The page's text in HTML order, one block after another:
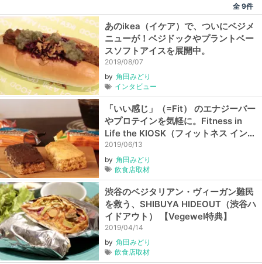
全 9件
あのikea（イケア）で、ついにベジメ
ニューが！ベジドックやプラントベー
スソフトアイスを展開中。
2019/08/07
by 角田みどり
インタビュー
「いい感じ」（=Fit） のエナジーバー
やプロテインを気軽に。Fitness in
Life the KIOSK（フィットネス イン
ライフ ザ キオスク）【駒場東大前】
2019/06/13
by 角田みどり
飲食店取材
渋谷のベジタリアン・ヴィーガン難民
を救う、SHIBUYA HIDEOUT（渋谷ハ
イドアウト） 【Vegewel特典】
2019/04/14
by 角田みどり
飲食店取材